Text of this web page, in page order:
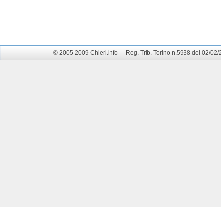
© 2005-2009 Chieri.info - Reg. Trib. Torino n.5938 del 02/02/